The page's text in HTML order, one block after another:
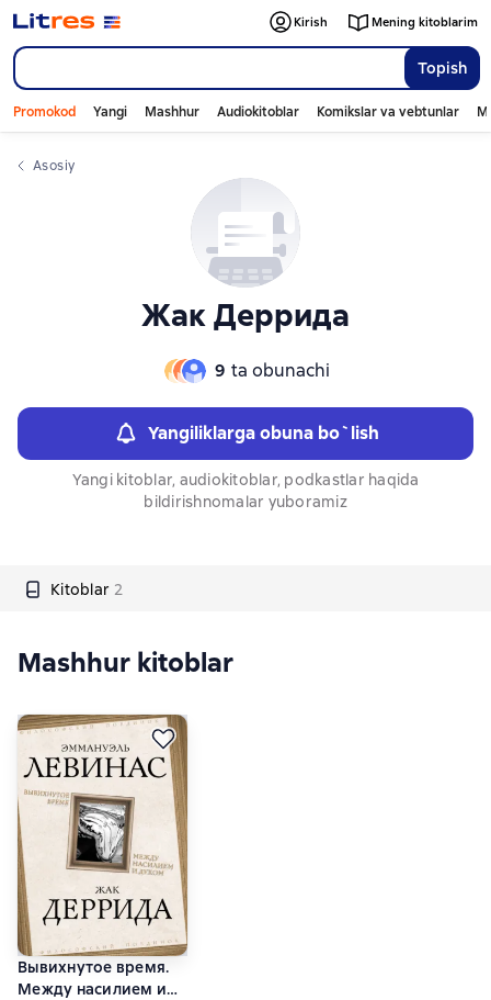
Topish
Kirish Mening kitoblarim
Promokod Yangi Mashhur Audiokitoblar Komikslar va vebtunlar
Asosiy
Жак Деррида
9 ta obunachi
Yangiliklarga obuna bo`lish
Yangi kitoblar, audiokitoblar, podkastlar haqida
bildirishnomalar yuboramiz
Kitoblar 2
Слайдер с книгами
Mashhur kitoblar
Вывихнутое время.
Между насилием и
Слайдер с книгами